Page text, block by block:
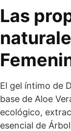
Las
El gel íntimo de
base de Aloe
ecológico,
esencial de